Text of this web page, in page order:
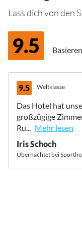
Lass dich von den
9.5
9.5 Weltklasse
Das Hotel hat
großzügige
Ru... Mehr lesen
Iris Schoch
Übernachtet bei